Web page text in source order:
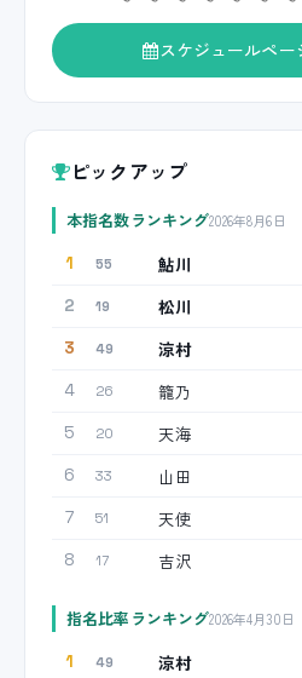
スケジュールペー
ピックアップ
本指名数ランキング2026年8月6日
1 55 鮎川
2 19 松川
3 49 涼村
4 26 籠乃
5 20 天海
6 33 山田
7 51 天使
8 17 吉沢
指名比率ランキング2026年4月30日
1 49 涼村